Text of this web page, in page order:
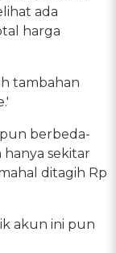
ada
harga
tambahan
berbeda-
hanya sekitar
ditagih Rp
akun ini pun